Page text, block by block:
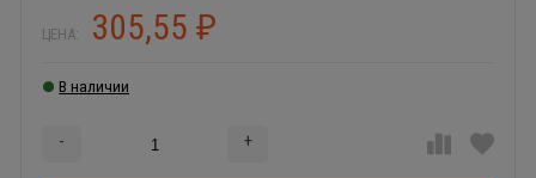
ЦЕНА: 305,55 ₽
В наличии
- +